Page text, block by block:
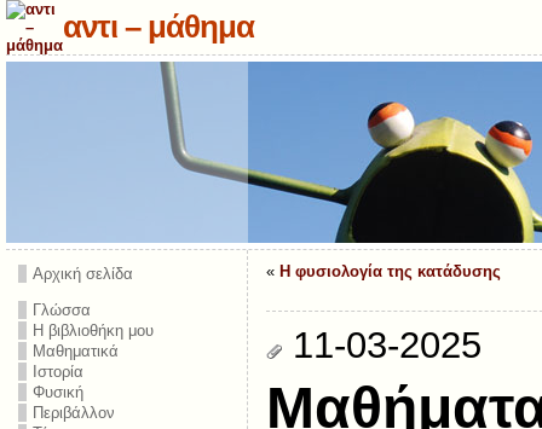
αντι – μάθημα
Αρχική σελίδα
Γλώσσα
Η βιβλιοθήκη μου
Μαθηματικά
Ιστορία
Φυσική
Περιβάλλον
« H φυσιολογία της κατάδυσης
11-03-2025